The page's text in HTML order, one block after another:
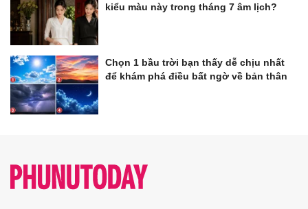
kiểu màu này trong tháng 7 âm lịch?
Chọn 1 bầu trời bạn thấy dễ chịu nhất
để khám phá điều bất ngờ về bản thân